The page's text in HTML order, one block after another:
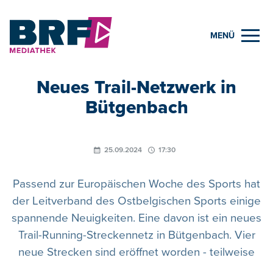
MENÜ
Neues Trail-Netzwerk in
Bütgenbach
25.09.2024 17:30
Passend zur Europäischen Woche des Sports hat
der Leitverband des Ostbelgischen Sports einige
spannende Neuigkeiten. Eine davon ist ein neues
Trail-Running-Streckennetz in Bütgenbach. Vier
neue Strecken sind eröffnet worden - teilweise